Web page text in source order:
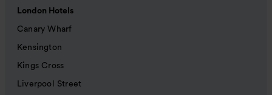
London Hotels
Canary Wharf
Kensington
Kings Cross
Liverpool Street